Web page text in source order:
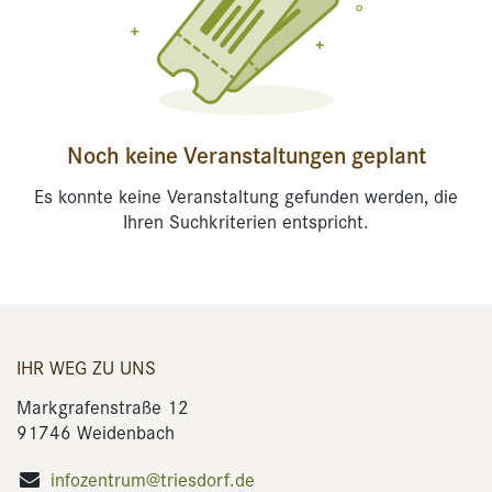
Noch keine Veranstaltungen geplant
Es konnte keine Veranstaltung gefunden werden, die
Ihren Suchkriterien entspricht.
IHR WEG ZU UNS
Markgrafenstraße 12
91746 Weidenbach
infozentrum@triesdorf.de